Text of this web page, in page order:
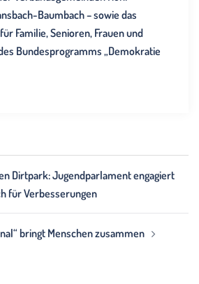
Baumbach – sowie das
Familie, Senioren, Frauen und
Bundesprogramms „Demokratie
Dirtpark: Jugendparlament engagiert
für Verbesserungen
bringt Menschen zusammen